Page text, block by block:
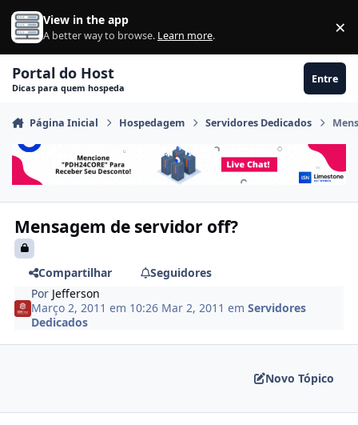
Ir para conteúdo
View in the app
A better way to browse. Learn more. ×
Portal do Host
Dicas para quem hospeda
Entre
Página Inicial Hospedagem Servidores Dedicados
Mensagem de servidor off?
Compartilhar
Seguidores
Por Jefferson
Março 2, 2011 em 10:26 Mar 2, 2011 emServidores
Dedicados
Novo Tópico